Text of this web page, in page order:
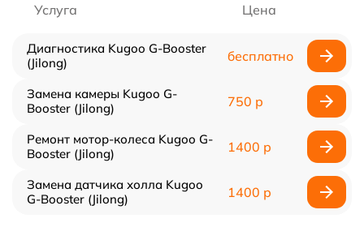
Услуга Цена
Диагностика Kugoo G-Booster
(Jilong)
бесплатно
Замена камеры Kugoo G-
Booster (Jilong)
750 р
Ремонт мотор-колеса Kugoo G-
Booster (Jilong)
1400 р
Замена датчика холла Kugoo
G-Booster (Jilong)
1400 р